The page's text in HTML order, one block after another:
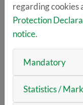
14:30 | Diskussion
BASISPAKET
regarding cookies
Protection
notice.
Mandatory
Statistics /